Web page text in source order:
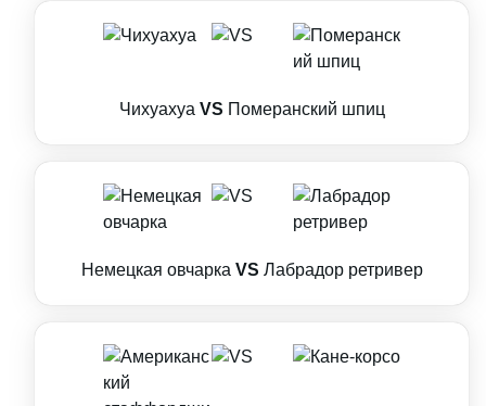
Чихуахуа VS Померанский шпиц
Немецкая овчарка VS Лабрадор ретривер